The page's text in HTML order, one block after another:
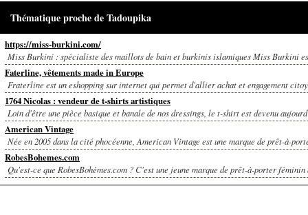
Thématique proche de Tadoupika
https://miss-burkini.com/
Miss Burkini : spécialiste des maillots de bain et burkinis islamiques Miss Burkini
Faterline, vêtements made in Europe
Fraterline est un eshopping sur internet qui permet d'allier achat et engagement
1764 Nicolas : vendeur de t-shirts artistiques
Loin d'être une pièce basique et banale de nos dressings, le t-shirt est devenu
American Vintage
Née en 2005 dans la cité phocéenne, American Vintage est une marque de prêt-à-
RobesBohemes.com
Qu'est-ce que RobesBohèmes.com ? C'est une jeune marque de prêt-à-porter